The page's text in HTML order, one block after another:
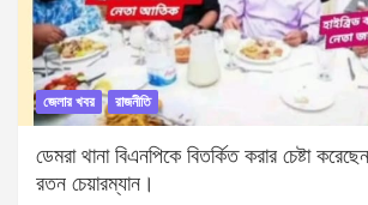
জেলার খবর রাজনীতি
ডেমরা থানা বিএনপিকে বিতর্কিত করার চেষ্টা
রতন চেয়ারম্যান।